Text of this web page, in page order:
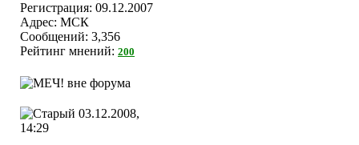
Регистрация: 09.12.2007
Адрес: МСК
Сообщений: 3,356
Рейтинг мнений: 200
03.12.2008,
14:29